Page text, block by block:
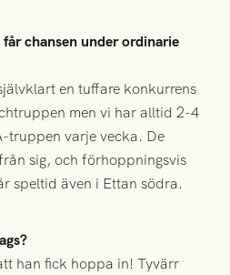
chansen under ordinarie
en tuffare konkurrens
men vi har alltid 2-4
truppen varje vecka. De
sig, och förhoppningsvis
speltid även i Ettan södra.
han fick hoppa in! Tyvärr